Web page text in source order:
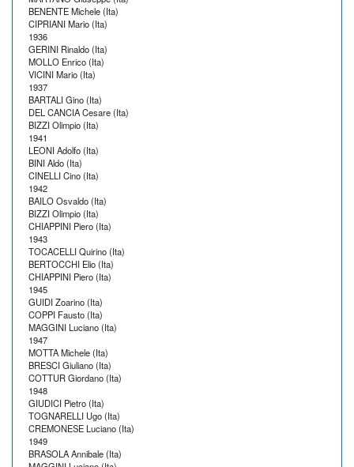
NEWSLETTER
BENENTE Michele (Ita)
CIPRIANI Mario (Ita)
1936
GERINI Rinaldo (Ita)
MOLLO Enrico (Ita)
VICINI Mario (Ita)
1937
BARTALI Gino (Ita)
DEL CANCIA Cesare (Ita)
BIZZI Olimpio (Ita)
1941
LEONI Adolfo (Ita)
BINI Aldo (Ita)
CINELLI Cino (Ita)
1942
BAILO Osvaldo (Ita)
BIZZI Olimpio (Ita)
CHIAPPINI Piero (Ita)
1943
TOCACELLI Quirino (Ita)
BERTOCCHI Elio (Ita)
CHIAPPINI Piero (Ita)
1945
GUIDI Zoarino (Ita)
COPPI Fausto (Ita)
MAGGINI Luciano (Ita)
1947
MOTTA Michele (Ita)
BRESCI Giuliano (Ita)
COTTUR Giordano (Ita)
1948
GIUDICI Pietro (Ita)
TOGNARELLI Ugo (Ita)
CREMONESE Luciano (Ita)
1949
BRASOLA Annibale (Ita)